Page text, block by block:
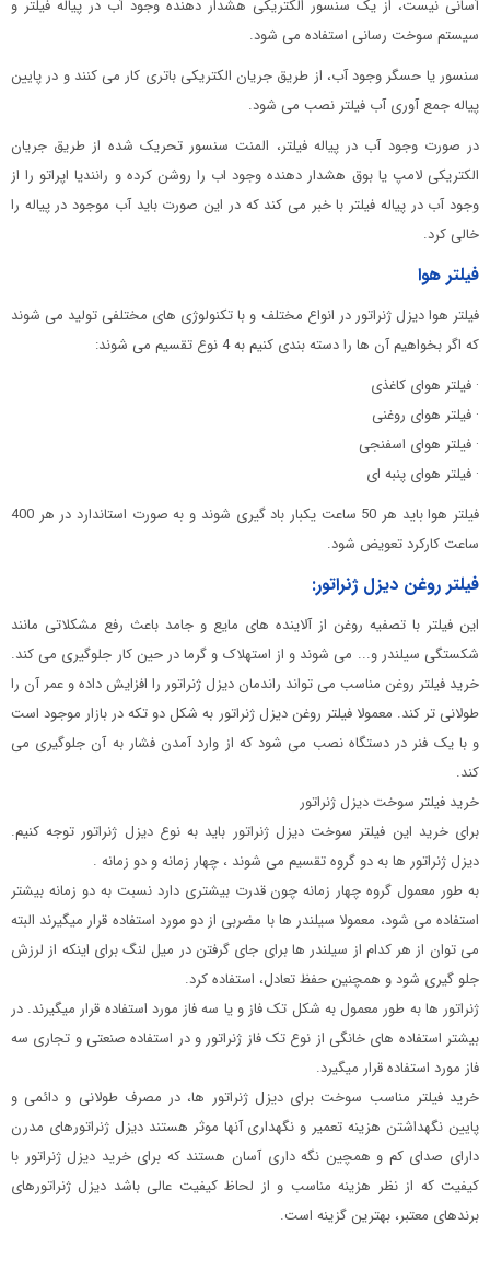
آسانی نیست، از یک سنسور الکتریکی هشدار دهنده وجود آب در پیاله فیلتر و
سیستم سوخت رسانی استفاده می شود.
سنسور یا حسگر وجود آب، از طریق جریان الکتریکی باتری کار می کنند و در پایین
پیاله جمع آوری آب فیلتر نصب می شود.
در صورت وجود آب در پیاله فیلتر، المنت سنسور تحریک شده از طریق جریان
الکتریکی لامپ یا بوق هشدار دهنده وجود اب را روشن کرده و رانندیا اپراتو را از
وجود آب در پیاله فیلتر با خبر می کند که در این صورت باید آب موجود در پیاله را
خالی کرد.
فیلتر هوا
فیلتر هوا دیزل ژنراتور در انواع مختلف و با تکنولوژی های مختلفی تولید می شوند
که اگر بخواهیم آن ها را دسته بندی کنیم به 4 نوع تقسیم می شوند:
· فیلتر هوای کاغذی
· فیلتر هوای روغنی
· فیلتر هوای اسفنجی
· فیلتر هوای پنبه ای
فیلتر هوا باید هر 50 ساعت یکبار باد گیری شوند و به صورت استاندارد در هر 400
ساعت کارکرد تعویض شود.
فیلتر روغن دیزل ژنراتور:
این فیلتر با تصفیه روغن از آلاینده های مایع و جامد باعث رفع مشکلاتی مانند
شکستگی سیلندر و... می شوند و از استهلاک و گرما در حین کار جلوگیری می کند.
خرید فیلتر روغن مناسب می تواند راندمان دیزل ژنراتور را افزایش داده و عمر آن را
طولانی تر کند. معمولا فیلتر روغن دیزل ژنراتور به شکل دو تکه در بازار موجود است
و با یک فنر در دستگاه نصب می شود که از وارد آمدن فشار به آن جلوگیری می
کند.
خرید فیلتر سوخت دیزل ژنراتور
برای خرید این فیلتر سوخت دیزل ژنراتور باید به نوع دیزل ژنراتور توجه کنیم.
دیزل ژنراتور ها به دو گروه تقسیم می شوند ، چهار زمانه و دو زمانه .
به طور معمول گروه چهار زمانه چون قدرت بیشتری دارد نسبت به دو زمانه بیشتر
استفاده می شود، معمولا سیلندر ها با مضربی از دو مورد استفاده قرار میگیرند البته
می توان از هر کدام از سیلندر ها برای جای گرفتن در میل لنگ برای اینکه از لرزش
جلو گیری شود و همچنین حفظ تعادل، استفاده کرد.
ژنراتور ها به طور معمول به شکل تک فاز و یا سه فاز مورد استفاده قرار میگیرند. در
بیشتر استفاده های خانگی از نوع تک فاز ژنراتور و در استفاده صنعتی و تجاری سه
فاز مورد استفاده قرار میگیرد.
خرید فیلتر مناسب سوخت برای دیزل ژنراتور ها، در مصرف طولانی و دائمی و
پایین نگهداشتن هزینه تعمیر و نگهداری آنها موثر هستند دیزل ژنراتورهای مدرن
دارای صدای کم‌ و همچین نگه داری آسان هستند که برای خرید دیزل ژنراتور با
کیفیت که از نظر هزینه مناسب و از لحاظ کیفیت عالی باشد دیزل ژنراتورهای
برندهای معتبر، بهترین گزینه است.